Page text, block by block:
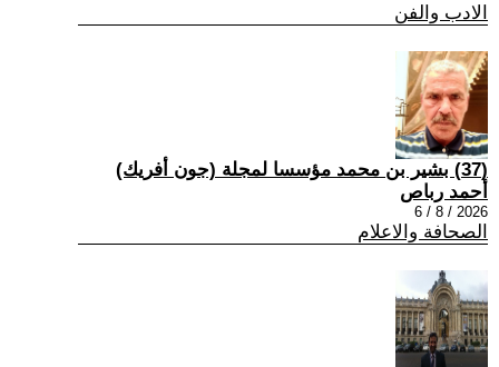
الادب والفن
(37) بشير بن محمد مؤسسا لمجلة (جون أفريك)
أحمد رباص
2026 / 8 / 6
الصحافة والاعلام